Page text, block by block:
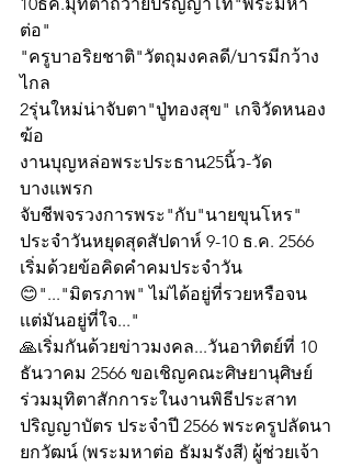
ต่อ"
"ครูบาอริยชาติ"วัตถุมงคลดี/บารมีกว้าง
ไกล
2รุ่นใหม่น่าจับตา"ปู่ทองสุข" เกจิวัดหนอง
ฆ้อ
งานบุญหล่อพระประธาน25นิ้ว-วัด
บางแพรก
จับชีพจรวงการพระ"กับ"นายขุนโหร"
ประจำวันหยุดสุดสัปดาห์ 9-10 ธ.ค. 2566
เริ่มด้วยข้อคิดคำคมประจำวัน
😊"..."มิตรภาพ" ไม่ได้อยู่ที่รวยหรือจน
เเต่มันอยู่ที่ใจ..."
🙏เริ่มกันด้วยข่าวมงคล...วันอาทิตย์ที่ 10
ธันวาคม 2566 ขอเชิญคณะศิษยานุศิษย์
ร่วมมุทิตาสักการะในงานพิธีประสาท
ปริญญาบัตร ประจำปี 2566 พระครูปลัดนา
ยกวัฒน์ (พระมหาต่อ ธัมมรังสี) ผู้ช่วยเจ้า